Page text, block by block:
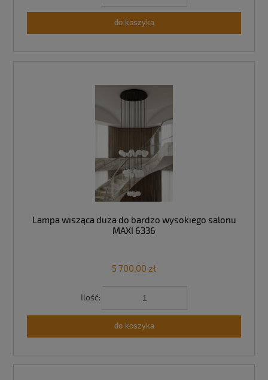
do koszyka
Lampa wisząca duża do bardzo wysokiego salonu
MAXI 6336
5 700,00 zł
Ilość:
do koszyka